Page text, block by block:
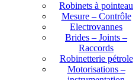
Robinets à pointeau
Mesure – Contrôle
Electrovannes
Brides – Joints –
Raccords
Robinetterie pétrole
Motorisations –